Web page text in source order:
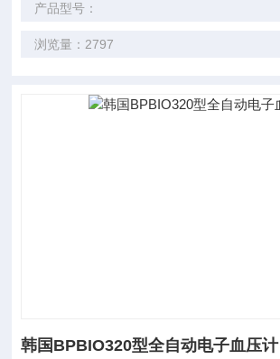
产品型号：
浏览量：2797
韩国BPBIO320型全自动电子血压计